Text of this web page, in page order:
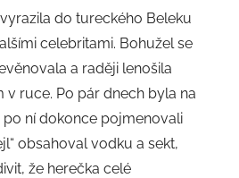
do tureckého Beleku
celebritami. Bohužel se
a raději lenošila
v ruce. Po pár dnech byla na
po ní dokonce pojmenovali
obsahoval vodku a sekt,
že herečka celé